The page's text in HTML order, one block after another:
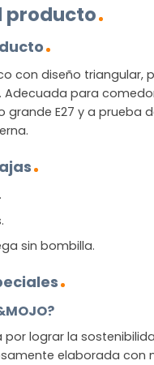
producto
con diseño triangular,
para
grande E27 y a prueba
sin bombilla.
por lograr la
elaborada con